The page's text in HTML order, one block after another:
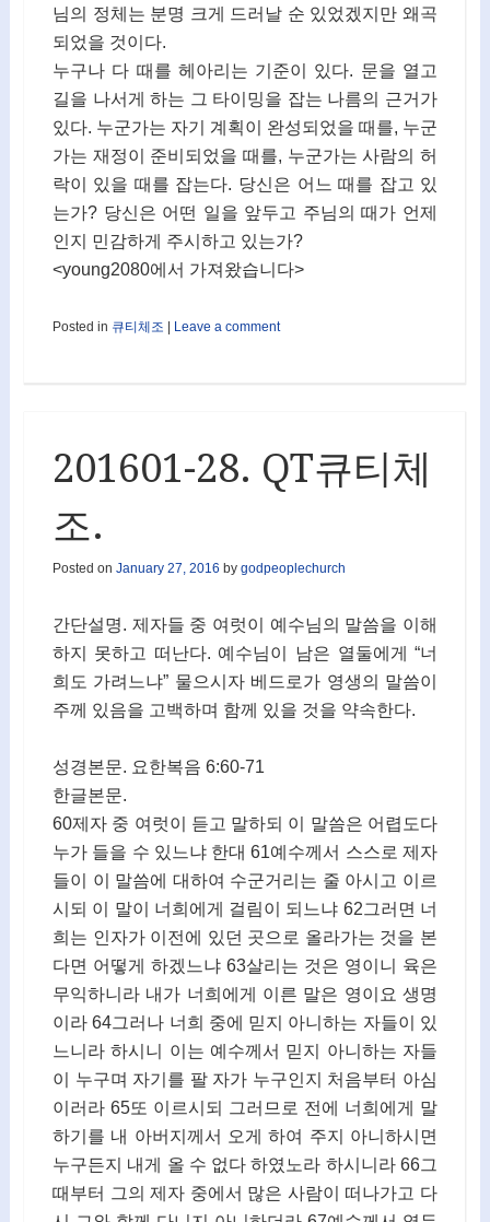
님의 정체는 분명 크게 드러날 순 있었겠지만 왜곡
되었을 것이다.
누구나 다 때를 헤아리는 기준이 있다. 문을 열고
길을 나서게 하는 그 타이밍을 잡는 나름의 근거가
있다. 누군가는 자기 계획이 완성되었을 때를, 누군
가는 재정이 준비되었을 때를, 누군가는 사람의 허
락이 있을 때를 잡는다. 당신은 어느 때를 잡고 있
는가? 당신은 어떤 일을 앞두고 주님의 때가 언제
인지 민감하게 주시하고 있는가?
<young2080에서 가져왔습니다>
Posted in 큐티체조 Leave a comment
201601-28. QT큐티체
조.
Posted on January 27, 2016 by godpeoplechurch
간단설명. 제자들 중 여럿이 예수님의 말씀을 이해
하지 못하고 떠난다. 예수님이 남은 열둘에게 “너
희도 가려느냐” 물으시자 베드로가 영생의 말씀이
주께 있음을 고백하며 함께 있을 것을 약속한다.
성경본문. 요한복음 6:60-71
한글본문.
60제자 중 여럿이 듣고 말하되 이 말씀은 어렵도다
누가 들을 수 있느냐 한대 61예수께서 스스로 제자
들이 이 말씀에 대하여 수군거리는 줄 아시고 이르
시되 이 말이 너희에게 걸림이 되느냐 62그러면 너
희는 인자가 이전에 있던 곳으로 올라가는 것을 본
다면 어떻게 하겠느냐 63살리는 것은 영이니 육은
무익하니라 내가 너희에게 이른 말은 영이요 생명
이라 64그러나 너희 중에 믿지 아니하는 자들이 있
느니라 하시니 이는 예수께서 믿지 아니하는 자들
이 누구며 자기를 팔 자가 누구인지 처음부터 아심
이러라 65또 이르시되 그러므로 전에 너희에게 말
하기를 내 아버지께서 오게 하여 주지 아니하시면
누구든지 내게 올 수 없다 하였노라 하시니라 66그
때부터 그의 제자 중에서 많은 사람이 떠나가고 다